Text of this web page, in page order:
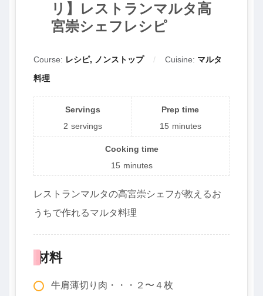
リ】レストランマルタ高
宮崇シェフレシピ
Course: レシピ, ノンストップ Cuisine: マルタ
料理
Servings
2 servings
Prep time
15 minutes
Cooking time
15 minutes
レストランマルタの高宮崇シェフが教えるお
うちで作れるマルタ料理
材料
牛肩薄切り肉・・・２〜４枚